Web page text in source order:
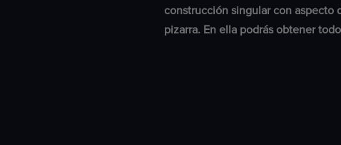
construcción singular con aspecto
pizarra. En ella podrás obtener